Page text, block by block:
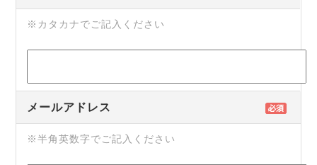
※カタカナでご記入ください
メールアドレス
※半角英数字でご記入ください